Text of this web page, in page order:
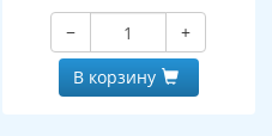
−
+
В корзину